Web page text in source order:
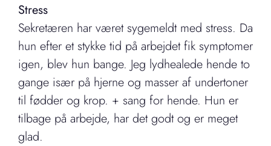
Stress
Sekretæren har været sygemeldt med stress. Da
hun efter et stykke tid på arbejdet fik symptomer
igen, blev hun bange. Jeg lydhealede hende to
gange især på hjerne og masser af undertoner
til fødder og krop. + sang for hende. Hun er
tilbage på arbejde, har det godt og er meget
glad.